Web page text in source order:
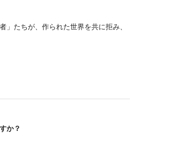
たちが、作られた世界を共に拒み、
か？